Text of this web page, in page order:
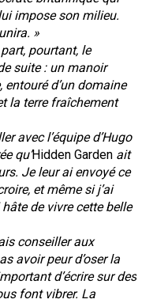
impose son milieu.
»
pourtant, le
suite : un manoir
d’un domaine
la terre fraîchement
avec l’équipe d’Hugo
qu’Hidden Garden ait
Je leur ai envoyé ce
et même si j’ai
de vivre cette belle
conseiller aux
avoir peur d’oser la
d’écrire sur des
font vibrer. La